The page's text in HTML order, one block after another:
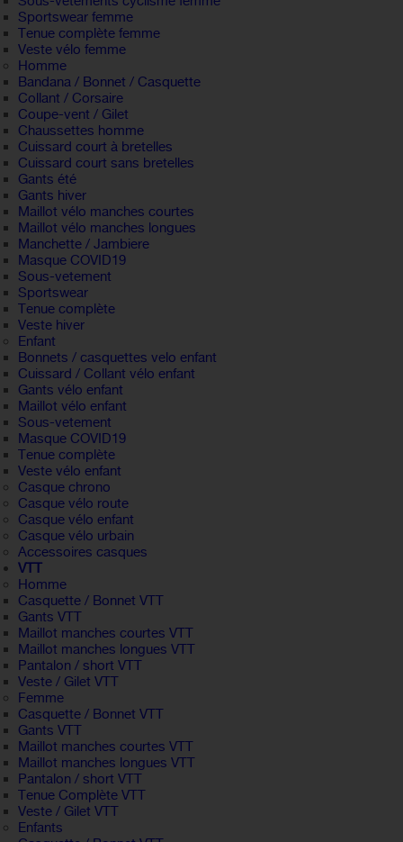
Sportswear femme
Tenue complète femme
Veste vélo femme
Homme
Bandana / Bonnet / Casquette
Collant / Corsaire
Coupe-vent / Gilet
Chaussettes homme
Cuissard court à bretelles
Cuissard court sans bretelles
Gants été
Gants hiver
Maillot vélo manches courtes
Maillot vélo manches longues
Manchette / Jambiere
Masque COVID19
Sous-vetement
Sportswear
Tenue complète
Veste hiver
Enfant
Bonnets / casquettes velo enfant
Cuissard / Collant vélo enfant
Gants vélo enfant
Maillot vélo enfant
Sous-vetement
Masque COVID19
Tenue complète
Veste vélo enfant
Casque chrono
Casque vélo route
Casque vélo enfant
Casque vélo urbain
Accessoires casques
VTT
Homme
Casquette / Bonnet VTT
Gants VTT
Maillot manches courtes VTT
Maillot manches longues VTT
Pantalon / short VTT
Veste / Gilet VTT
Femme
Casquette / Bonnet VTT
Gants VTT
Maillot manches courtes VTT
Maillot manches longues VTT
Pantalon / short VTT
Tenue Complète VTT
Veste / Gilet VTT
Enfants